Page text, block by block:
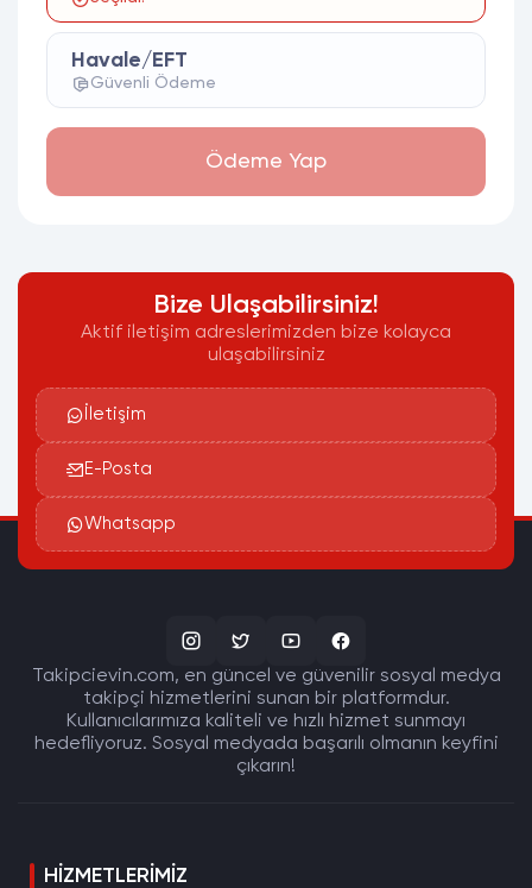
Havale/EFT
Güvenli Ödeme
Ödeme Yap
Bize Ulaşabilirsiniz!
Aktif iletişim adreslerimizden bize kolayca
ulaşabilirsiniz
İletişim
E-Posta
Whatsapp
Takipcievin.com, en güncel ve güvenilir sosyal medya
takipçi hizmetlerini sunan bir platformdur.
Kullanıcılarımıza kaliteli ve hızlı hizmet sunmayı
hedefliyoruz. Sosyal medyada başarılı olmanın keyfini
çıkarın!
HIZMETLERIMIZ